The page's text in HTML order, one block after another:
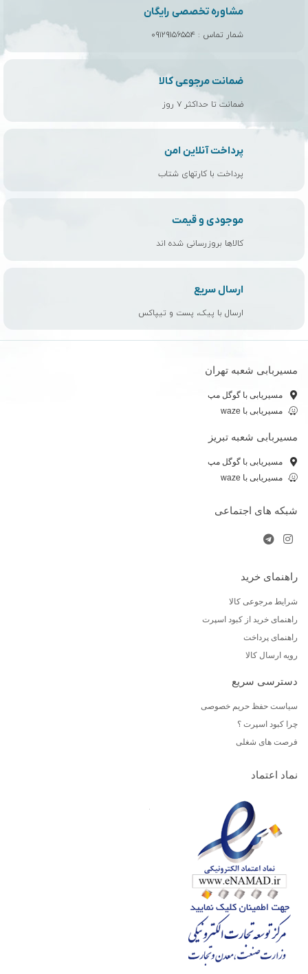
مشاوره تخصصی رایگان
شمار تماس : ۰۹۱۲۹۱۵۶۵۵۴
ضمانت مرجوعی کالا
ضمانت تا حداکثر ۷ روز
پرداخت آنلاین امن
پرداخت با کارتهای شتاب
موجودی و قیمت
کالاها بروزرسانی شده اند
ارسال سریع
ارسال با پیک، پست و تیپاکس
مسیربابی شعبه تهران
مسیریابی با گوگل مپ
مسیریابی با waze
مسیربابی شعبه تبریز
مسیریابی با گوگل مپ
مسیریابی با waze
شبکه های اجتماعی
راهنمای خرید
شرایط مرجوعی کالا
راهنمای خرید از کبود اسپرت
راهنمای پرداخت
رویه ارسال کالا
دسترسی سریع
سیاست حفظ حریم خصوصی
چرا کبود اسپرت ؟
فرصت های شغلی
نماد اعتماد